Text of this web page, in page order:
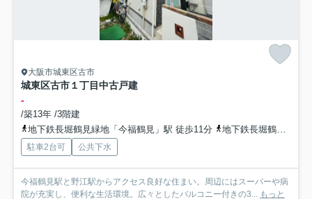
大阪市城東区古市
城東区古市１丁目中古戸建
-
/築13年 /3階建
地下鉄長堀鶴見緑地「今福鶴見」駅 徒歩11分
地下鉄長堀鶴見緑地「蒲生四丁目」駅 徒歩14分
駐車2台可 公共下水
今福鶴見駅と野江駅からアクセス良好な住まい。周辺にはスーパーや病
院が充実し、便利な生活環境。広々としたバルコニー付きの3... もっと